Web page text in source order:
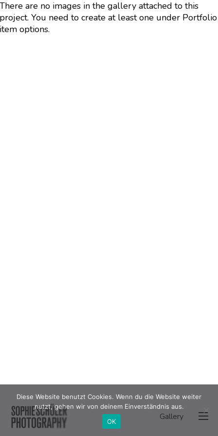
There are no images in the gallery attached to this
project. You need to create at least one under Portfolio
item options.
Gallery
Diese Website benutzt Cookies. Wenn du die Website weiter
nutzt, gehen wir von deinem Einverständnis aus.
OK